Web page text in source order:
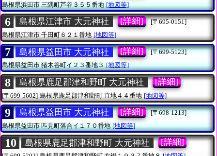
島根県浜田市三隅町芦谷３５５番地 [地図等]
6 島根県江津市 大元神社 [詳細]
[〒695-0151]
島根県江津市 千田町６２１番地 [地図等]
7 島根県益田市 大元神社 [詳細]
[〒699-5123]
島根県益田市猪木谷町イ２３番地３ [地図等]
8 島根県鹿足郡津和野町 大元神社 [詳細]
[〒699-5602] 島根県鹿足郡津和野町 直地４４番地 [地図等]
9 島根県益田市 大元神社 [詳細]
[〒698-1213]
島根県益田市匹見町落合イ１７０番地 [地図等]
10 島根県鹿足郡津和野町 大元神社 [詳細]